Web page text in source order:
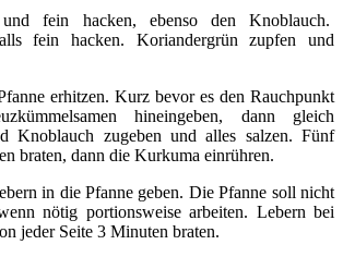
und fein hacken, ebenso den Knoblauch.
fein hacken. Koriandergrün zupfen und
erhitzen. Kurz bevor es den Rauchpunkt
hineingeben, dann gleich
Knoblauch zugeben und alles salzen. Fünf
braten, dann die Kurkuma einrühren.
in die Pfanne geben. Die Pfanne soll nicht
nötig portionsweise arbeiten. Lebern bei
jeder Seite 3 Minuten braten.